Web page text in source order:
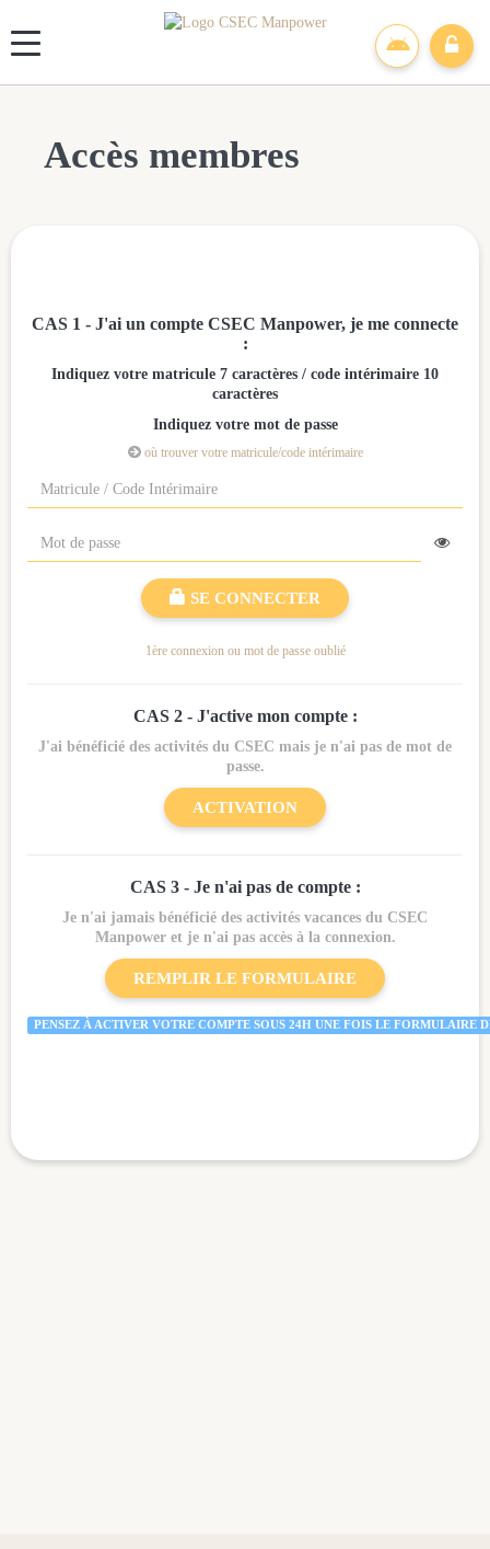
Accès membres
CAS 1 - J'ai un compte CSEC Manpower, je me connecte
:
Indiquez votre matricule 7 caractères / code intérimaire 10
caractères
Indiquez votre mot de passe
 où trouver votre matricule/code intérimaire
SE CONNECTER
1ère connexion ou mot de passe oublié
CAS 2 - J'active mon compte :
J'ai bénéficié des activités du CSEC mais je n'ai pas de mot de
passe.
ACTIVATION
CAS 3 - Je n'ai pas de compte :
Je n'ai jamais bénéficié des activités vacances du CSEC
Manpower et je n'ai pas accès à la connexion.
REMPLIR LE FORMULAIRE
PENSEZ À ACTIVER VOTRE COMPTE SOUS 24H UNE FOIS LE
Panneau de gestion des cookies